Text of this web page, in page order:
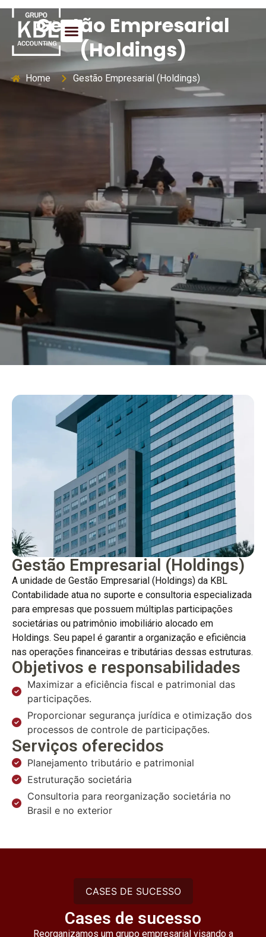
Gestão Empresarial
(Holdings)
Home Gestão Empresarial (Holdings)
Gestão Empresarial (Holdings)
A unidade de Gestão Empresarial (Holdings) da KBL
Contabilidade atua no suporte e consultoria especializada
para empresas que possuem múltiplas participações
societárias ou patrimônio imobiliário alocado em
Holdings. Seu papel é garantir a organização e eficiência
nas operações financeiras e tributárias dessas estruturas.
Objetivos e responsabilidades
Maximizar a eficiência fiscal e patrimonial das
participações.
Proporcionar segurança jurídica e otimização dos
processos de controle de participações.
Serviços oferecidos
Planejamento tributário e patrimonial
Estruturação societária
Consultoria para reorganização societária no
Brasil e no exterior
CASES DE SUCESSO
Cases de sucesso
Reorganizamos um grupo empresarial visando a